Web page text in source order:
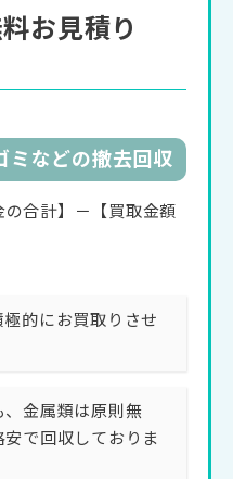
お見積り
ミなどの撤去回収
合計】－【買取金額
的にお買取りさせ
金属類は原則無
で回収しておりま